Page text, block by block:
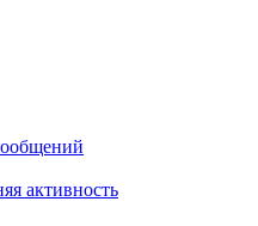
активность